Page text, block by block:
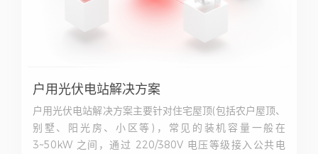
户用光伏电站解决方案
户用光伏电站解决方案主要针对住宅屋顶(包括农户屋顶、
别墅、阳光房、小区等)，常见的装机容量一般在
3~50kW 之间，通过 220/380V 电压等级接入公共电